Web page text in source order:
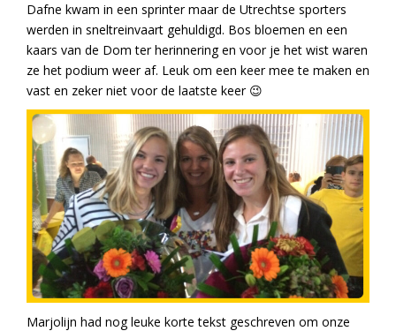
Dafne kwam in een sprinter maar de Utrechtse sporters
werden in sneltreinvaart gehuldigd. Bos bloemen en een
kaars van de Dom ter herinnering en voor je het wist waren
ze het podium weer af. Leuk om een keer mee te maken en
vast en zeker niet voor de laatste keer 😉
Marjolijn had nog leuke korte tekst geschreven om onze